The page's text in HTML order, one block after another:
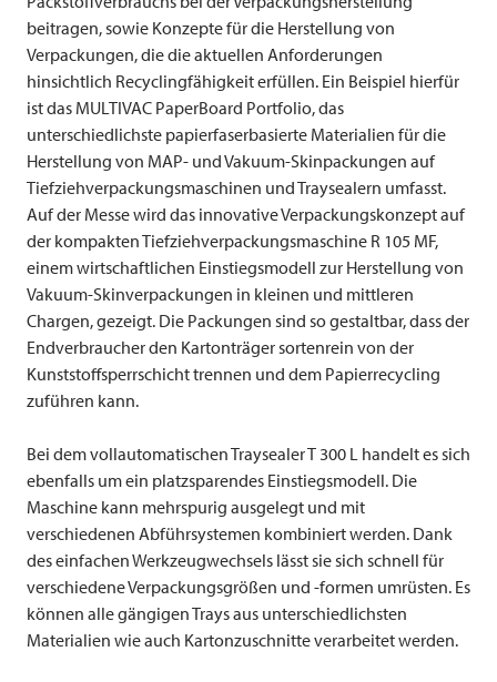
beitragen, sowie Konzepte für die Herstellung von
Verpackungen, die die aktuellen Anforderungen
hinsichtlich Recyclingfähigkeit erfüllen. Ein Beispiel hierfür
ist das MULTIVAC PaperBoard Portfolio, das
unterschiedlichste papierfaserbasierte Materialien für die
Herstellung von MAP- und Vakuum-Skinpackungen auf
Tiefziehverpackungsmaschinen und Traysealern umfasst.
Auf der Messe wird das innovative Verpackungskonzept auf
der kompakten Tiefziehverpackungsmaschine R 105 MF,
einem wirtschaftlichen Einstiegsmodell zur Herstellung von
Vakuum-Skinverpackungen in kleinen und mittleren
Chargen, gezeigt. Die Packungen sind so gestaltbar, dass der
Endverbraucher den Kartonträger sortenrein von der
Kunststoffsperrschicht trennen und dem Papierrecycling
zuführen kann.
Bei dem vollautomatischen Traysealer T 300 L handelt es sich
ebenfalls um ein platzsparendes Einstiegsmodell. Die
Maschine kann mehrspurig ausgelegt und mit
verschiedenen Abführsystemen kombiniert werden. Dank
des einfachen Werkzeugwechsels lässt sie sich schnell für
verschiedene Verpackungsgrößen und -formen umrüsten. Es
können alle gängigen Trays aus unterschiedlichsten
Materialien wie auch Kartonzuschnitte verarbeitet werden.